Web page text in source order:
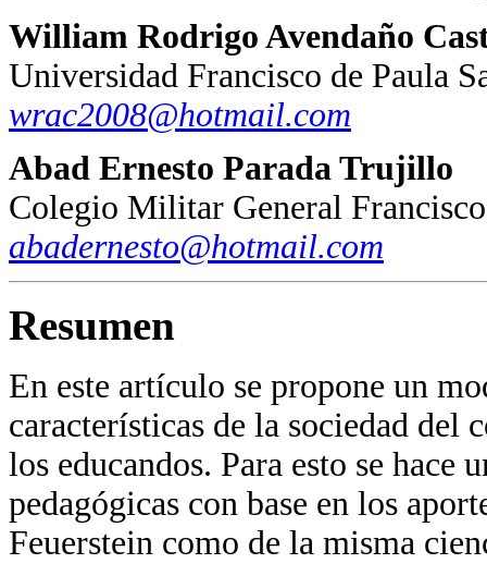
William Rodrigo Avendaño
Universidad Francisco de Paula
wrac2008@hotmail.com
Abad Ernesto Parada Trujillo
Colegio Militar General
abadernesto@hotmail.com
Resumen
En este artículo se propone un
características de la sociedad del
los educandos. Para esto se hace
pedagógicas con base en los
Feuerstein como de la misma